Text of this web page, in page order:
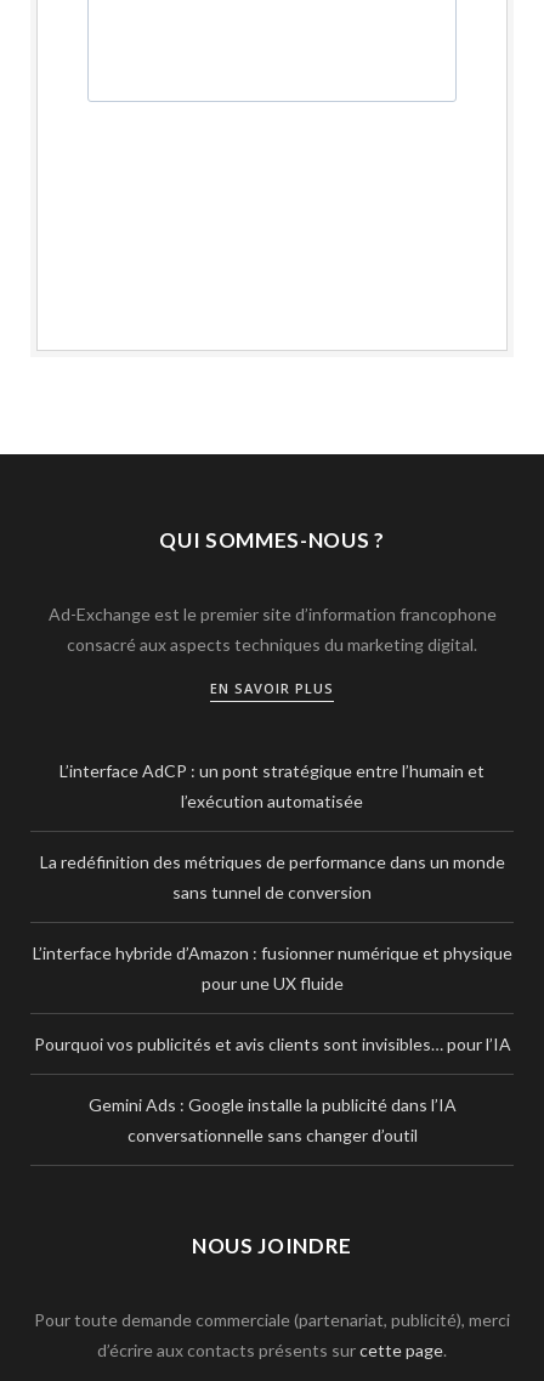
QUI SOMMES-NOUS ?
Ad-Exchange est le premier site d’information francophone
consacré aux aspects techniques du marketing digital.
EN SAVOIR PLUS
L’interface AdCP : un pont stratégique entre l’humain et
l’exécution automatisée
La redéfinition des métriques de performance dans un monde
sans tunnel de conversion
L’interface hybride d’Amazon : fusionner numérique et physique
pour une UX fluide
Pourquoi vos publicités et avis clients sont invisibles… pour l’IA
Gemini Ads : Google installe la publicité dans l’IA
conversationnelle sans changer d’outil
NOUS JOINDRE
Pour toute demande commerciale (partenariat, publicité), merci
d’écrire aux contacts présents surcette page.